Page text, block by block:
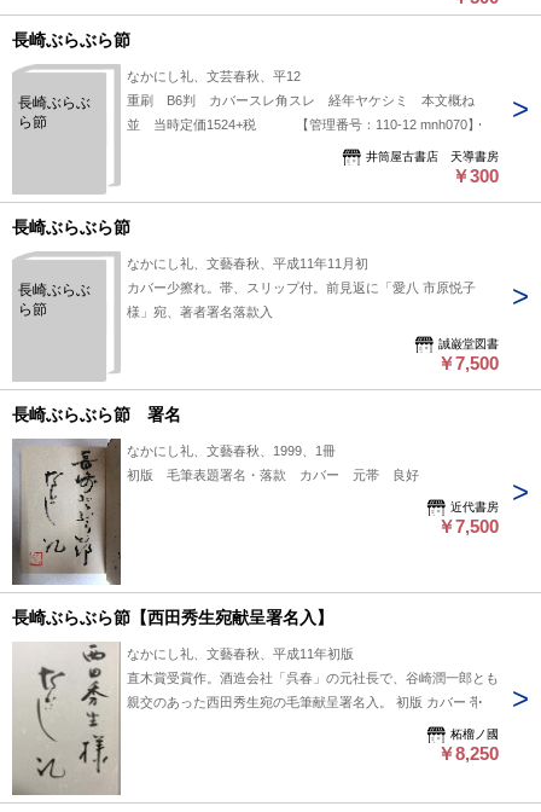
長崎ぶらぶら節
長崎ぶらぶ
ら節
なかにし礼、文芸春秋、平12
重刷 B6判 カバースレ角スレ 経年ヤケシミ 本文概ね
並 当時定価1524+税 【管理番号：110-12 mnh070】
井筒屋古書店 天導書房
￥300
長崎ぶらぶら節
長崎ぶらぶ
ら節
なかにし礼、文藝春秋、平成11年11月初
カバー少擦れ。帯、スリップ付。前見返に「愛八 市原悦子
様」宛、著者署名落款入
誠巌堂図書
￥7,500
長崎ぶらぶら節 署名
なかにし礼、文藝春秋、1999、1冊
初版 毛筆表題署名・落款 カバー 元帯 良好
近代書房
￥7,500
長崎ぶらぶら節【西田秀生宛献呈署名入】
なかにし礼、文藝春秋、平成11年初版
直木賞受賞作。酒造会社「呉春」の元社長で、谷崎潤一郎とも
親交のあった西田秀生宛の毛筆献呈署名入。 初版 カバー 帯
柘榴ノ國
￥8,250